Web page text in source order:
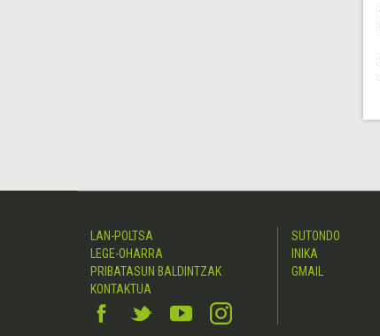
LAN-POLTSA
LEGE-OHARRA
PRIBATASUN BALDINTZAK
KONTAKTUA
SUTONDO
INIKA
GMAIL